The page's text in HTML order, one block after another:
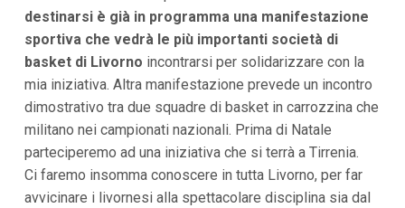
r
n
c
p
a
e
V
a
i
i
destinarsi è già in programma una manifestazione
sportiva che vedrà le più importanti società di
basket di Livorno incontrarsi per solidarizzare con la
mia iniziativa. Altra manifestazione prevede un incontro
dimostrativo tra due squadre di basket in carrozzina che
militano nei campionati nazionali. Prima di Natale
parteciperemo ad una iniziativa che si terrà a Tirrenia.
Ci faremo insomma conoscere in tutta Livorno, per far
avvicinare i livornesi alla spettacolare disciplina sia dal